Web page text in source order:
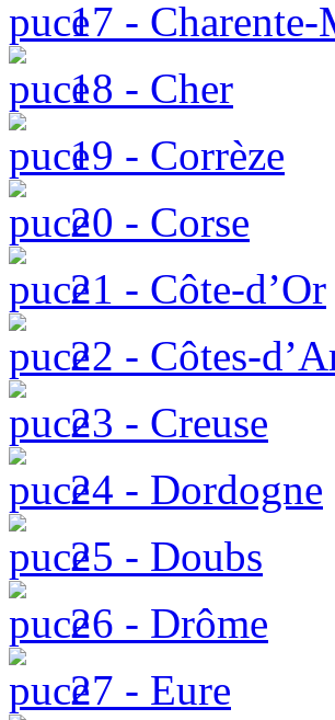
17 - Charente-
18 - Cher
19 - Corrèze
20 - Corse
21 - Côte-d’Or
22 - Côtes-
23 - Creuse
24 - Dordogne
25 - Doubs
26 - Drôme
27 - Eure